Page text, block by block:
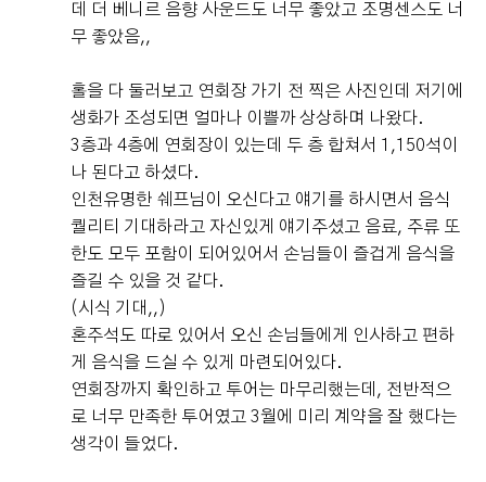
데 더 베니르 음향 사운드도 너무 좋았고 조명센스도 너
무 좋았음,,
홀을 다 둘러보고 연회장 가기 전 찍은 사진인데 저기에
생화가 조성되면 얼마나 이쁠까 상상하며 나왔다.
3층과 4층에 연회장이 있는데 두 층 합쳐서 1,150석이
나 된다고 하셨다.
인천유명한 쉐프님이 오신다고 얘기를 하시면서 음식
퀄리티 기대하라고 자신있게 얘기주셨고 음료, 주류 또
한도 모두 포함이 되어있어서 손님들이 즐겁게 음식을
즐길 수 있을 것 같다.
(시식 기대,,)
혼주석도 따로 있어서 오신 손님들에게 인사하고 편하
게 음식을 드실 수 있게 마련되어있다.
연회장까지 확인하고 투어는 마무리했는데, 전반적으
로 너무 만족한 투어였고 3월에 미리 계약을 잘 했다는
생각이 들었다.